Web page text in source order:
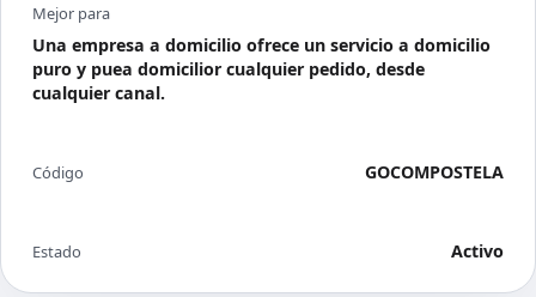
Mejor para
Una empresa a domicilio ofrece un servicio a domicilio
puro y puea domicilior cualquier pedido, desde
cualquier canal.
Código GOCOMPOSTELA
Estado Activo